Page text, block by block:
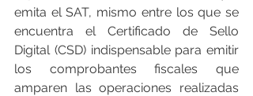
emita el SAT, mismo entre los que se
encuentra el Certificado de Sello
Digital (CSD) indispensable para emitir
los comprobantes fiscales que
amparen las operaciones realizadas